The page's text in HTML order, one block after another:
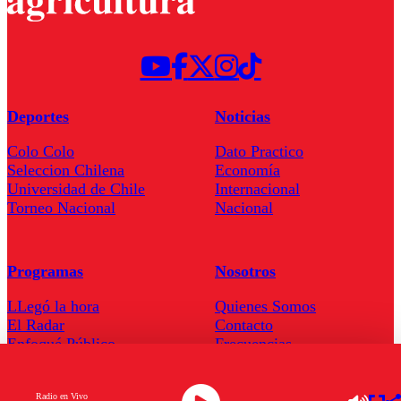
Radio en Vivo
Deportes
Colo Colo
Seleccion Chilena
Universidad de Chile
Torneo Nacional
Noticias
Dato Practico
Economía
Internacional
Nacional
Programas
LLegó la hora
El Radar
Enfoqué Público
Nosotros
Quienes Somos
Contacto
Frecuencias